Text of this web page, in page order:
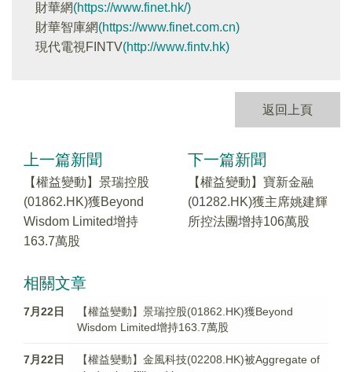
財華網(https://www.finet.hk/)
財華智庫網(https://www.finet.com.cn)
現代電視FINTV(http://www.fintv.hk)
返回上頁
上一篇新聞
【權益變動】景瑞控股
(01862.HK)獲Beyond
Wisdom Limited增持
163.7萬股
下一篇新聞
【權益變動】寶新金融
(01282.HK)獲主席姚建輝
所控法團增持106萬股
相關文章
7月22日
【權益變動】景瑞控股(01862.HK)獲Beyond
Wisdom Limited增持163.7萬股
7月22日
【權益變動】金風科技(02208.HK)被Aggregate of